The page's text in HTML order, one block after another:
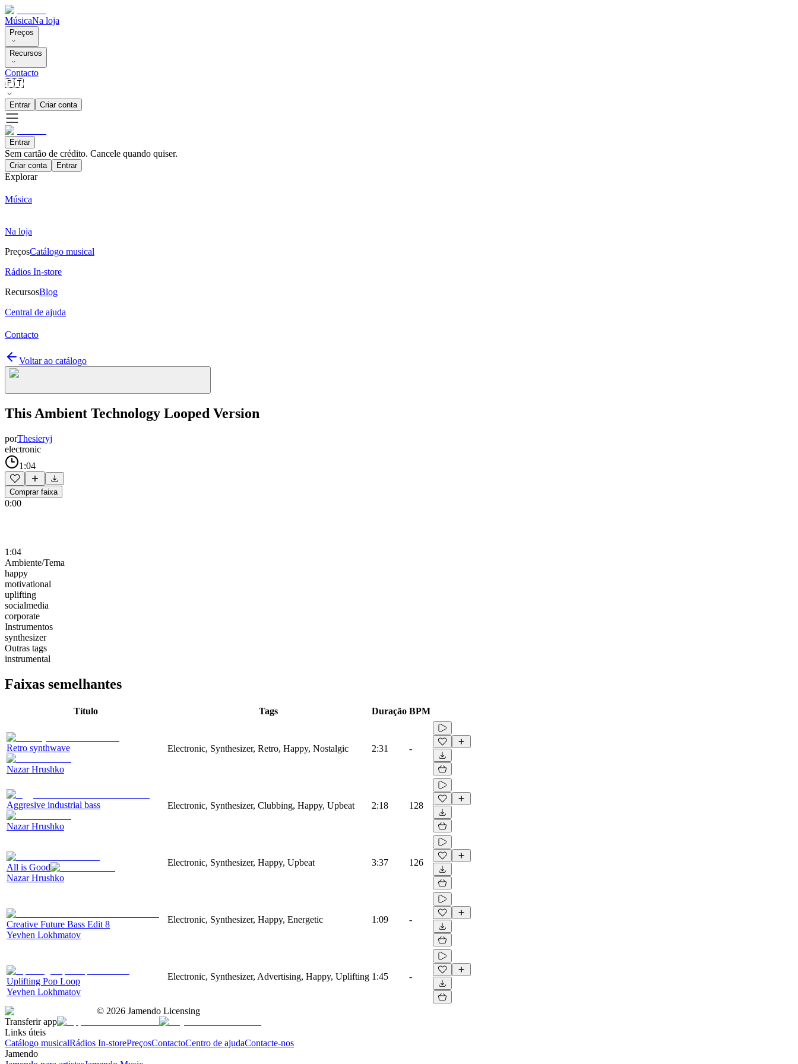
MúsicaNa loja
Preços
Recursos
Contacto
🇵🇹
Entrar Criar conta
Entrar
Sem cartão de crédito. Cancele quando quiser.
Criar conta Entrar
Explorar
Música
Na loja
PreçosCatálogo musical
Rádios In-store
RecursosBlog
Central de ajuda
Contacto
Voltar ao catálogo
This Ambient Technology Looped Version
porThesieryj
electronic
1:04
Comprar faixa
0:00
1:04
Ambiente/Tema
happy
motivational
uplifting
socialmedia
corporate
Instrumentos
synthesizer
Outras tags
instrumental
Faixas semelhantes
Título Tags Duração BPM
Retro synthwave
Nazar Hrushko
Electronic, Synthesizer, Retro, Happy, Nostalgic 2:31 -
Aggresive industrial bass
Nazar Hrushko
Electronic, Synthesizer, Clubbing, Happy, Upbeat 2:18 128
All is Good
Nazar Hrushko
Electronic, Synthesizer, Happy, Upbeat 3:37 126
Creative Future Bass Edit 8
Yevhen Lokhmatov
Electronic, Synthesizer, Happy, Energetic 1:09 -
Uplifting Pop Loop
Yevhen Lokhmatov
Electronic, Synthesizer, Advertising, Happy, Uplifting 1:45 -
© 2026 Jamendo Licensing
Transferir app
Links úteis
Catálogo musicalRádios In-storePreçosContactoCentro de ajudaContacte-nos
Jamendo